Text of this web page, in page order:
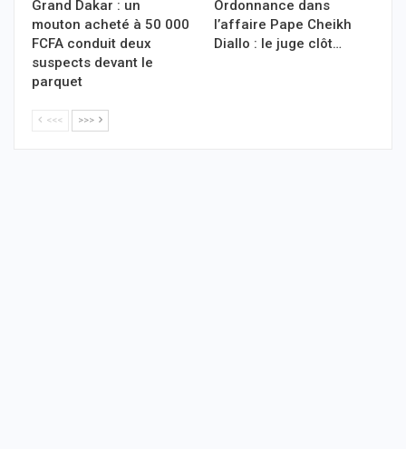
Grand Dakar : un
mouton acheté à 50 000
FCFA conduit deux
suspects devant le
parquet
Ordonnance dans
l’affaire Pape Cheikh
Diallo : le juge clôt…
<<< >>>